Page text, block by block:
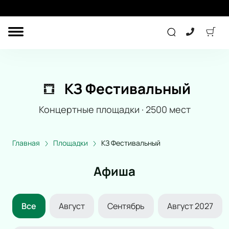
КОНЦЕРТ
Другое
КЗ Фестивальный
Концертные площадки · 2500 мест
Главная Площадки КЗ Фестивальный
Афиша
Все Август Сентябрь Август 2027